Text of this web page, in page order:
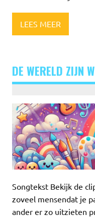
LEES MEER
DE WERELD ZIJN
Songtekst Bekijk de
zoveel mensendat je
ander er zo uitzieten